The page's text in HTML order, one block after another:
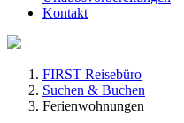
Kontakt
FIRST Reisebüro
Suchen & Buchen
Ferienwohnungen